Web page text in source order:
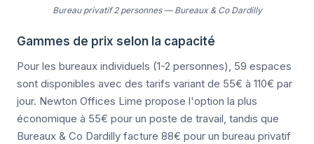
Bureau privatif 2 personnes— Bureaux & Co Dardilly
Gammes de prix selon la capacité
Pour les bureaux individuels (1-2 personnes), 59 espaces
sont disponibles avec des tarifs variant de 55€ à 110€ par
jour. Newton Offices Lime propose l'option la plus
économique à 55€ pour un poste de travail, tandis que
Bureaux & Co Dardilly facture 88€ pour un bureau privatif